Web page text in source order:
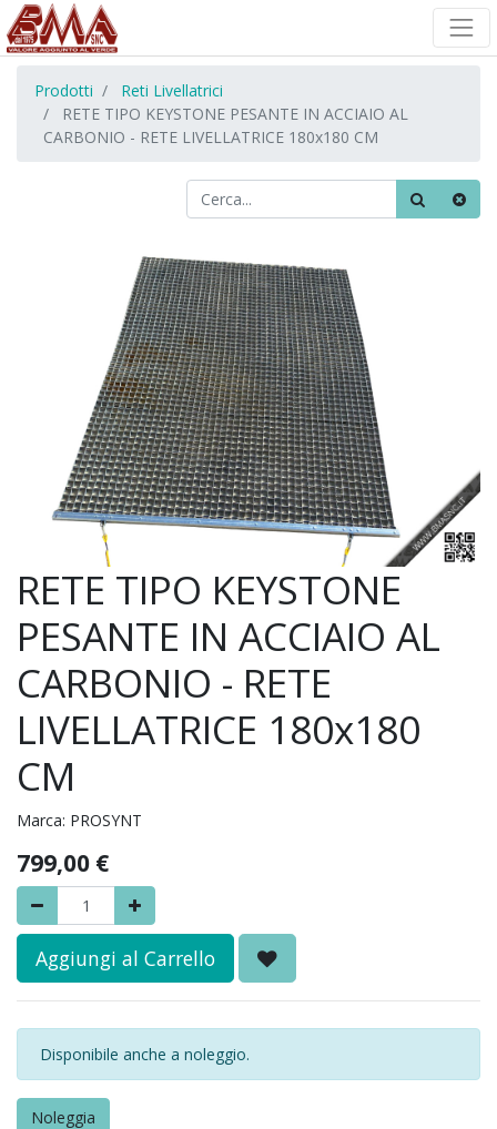
Prodotti
Reti Livellatrici
RETE TIPO KEYSTONE PESANTE IN ACCIAIO AL
CARBONIO - RETE LIVELLATRICE 180x180 CM
RETE TIPO KEYSTONE
PESANTE IN ACCIAIO AL
CARBONIO - RETE
LIVELLATRICE 180x180
CM
Marca: PROSYNT
799,00 €
Aggiungi al Carrello
Disponibile anche a noleggio.
Noleggia